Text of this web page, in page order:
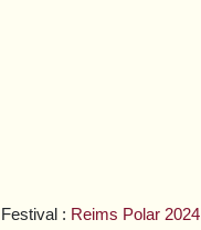
Festival : Reims Polar 2024